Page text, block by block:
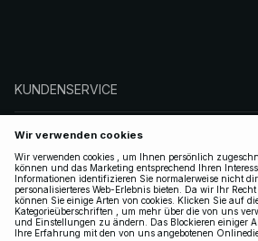
KUNDENSERVICE
ÜBER NA-KD
FOLGEN SIE UNS
LEGAL